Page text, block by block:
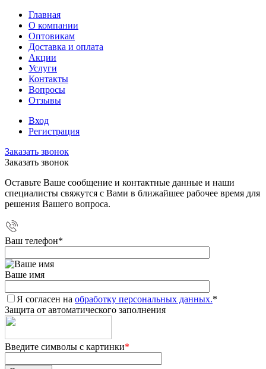
Главная
О компании
Оптовикам
Доставка и оплата
Акции
Услуги
Контакты
Вопросы
Отзывы
Вход
Регистрация
Заказать звонок
Заказать звонок
Оставьте Ваше сообщение и контактные данные и наши
специалисты свяжутся с Вами в ближайшее рабочее время для
решения Вашего вопроса.
Ваш телефон*
Ваше имя
Я согласен на обработку персональных данных.*
Защита от автоматического заполнения
Введите символы с картинки*